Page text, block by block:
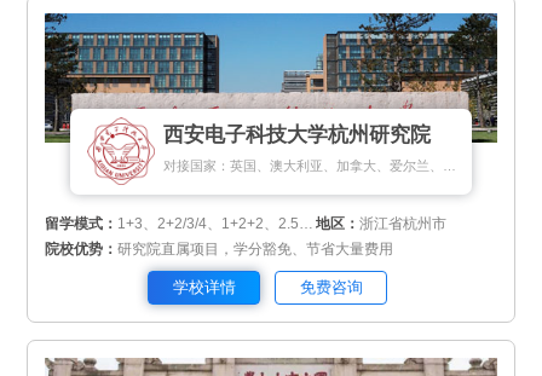
西安电子科技大学杭州研究院
留学模式： 1+3、2+2/3/4、1+2+2、2.5+1+0.5 地区：浙江省杭州市
院校优势：研究院直属项目，学分豁免、节省大量费用
学校详情 免费咨询